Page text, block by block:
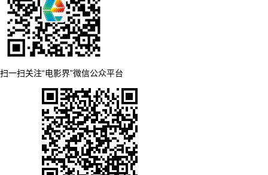
扫一扫关注“电影界”微信公众平台